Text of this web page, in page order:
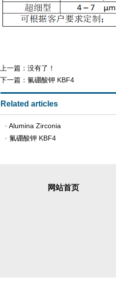
上一篇：没有了！
下一篇： 氟硼酸钾 KBF4
Related articles
· Alumina Zirconia
· 氟硼酸钾 KBF4
网站首页